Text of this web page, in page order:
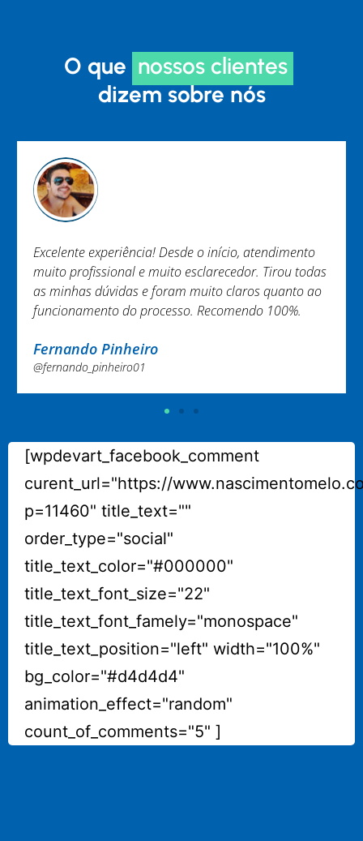
O que nossos clientes
dizem sobre nós
Desde o início, atendimento
esclarecedor. Tirou todas
muito claros quanto ao
Recomendo 100%.
Trabalho
Equipe engajada e ágil.
Brenner. Obrigada.
[wpdevart_facebook_comment
curent_url="https://
p=11460" title_text=""
order_type="social"
title_text_color="#000000"
title_text_font_size="22"
title_text_font_famely="monospace"
title_text_position="left" width="100%"
bg_color="#d4d4d4"
animation_effect="random"
count_of_comments="5" ]